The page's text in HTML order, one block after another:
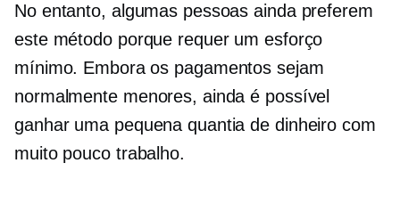
No entanto, algumas pessoas ainda preferem
este método porque requer um esforço
mínimo. Embora os pagamentos sejam
normalmente menores, ainda é possível
ganhar uma pequena quantia de dinheiro com
muito pouco trabalho.